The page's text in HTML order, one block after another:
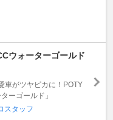
ウォーターゴールド
車がツヤピカに！POTY
ーゴールド」
スタッフ